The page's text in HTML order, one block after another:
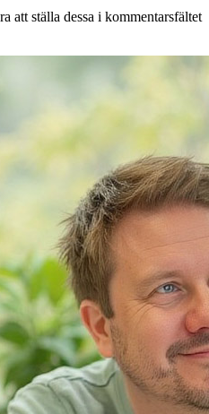
att ställa dessa i kommentarsfältet